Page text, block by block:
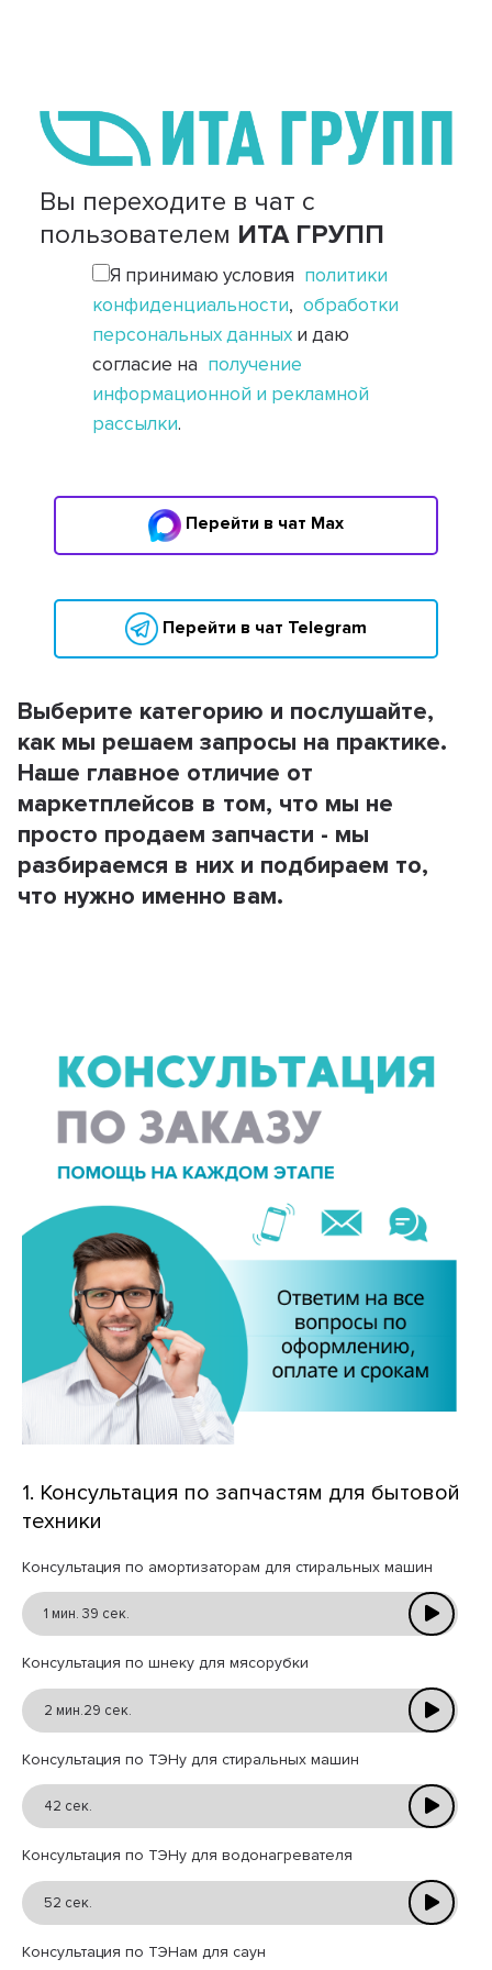
Вы переходите в чат с
пользователем ИТА ГРУПП
Я принимаю условия политики
конфиденциальности, обработки
персональных данныхи даю
согласие на получение
информационной и рекламной
рассылки.
Перейти в чат Max
Перейти в чат Telegram
Выберите категорию и послушайте,
как мы решаем запросы на практике.
Наше главное отличие от
маркетплейсов в том, что мы не
просто продаем запчасти - мы
разбираемся в них и подбираем то,
что нужно именно вам.
1. Консультация по запчастям для бытовой
техники
Консультация по амортизаторам для стиральных машин
1 мин. 39 сек.
Консультация по шнеку для мясорубки
2 мин.29 сек.
Консультация по ТЭНу для стиральных машин
42 сек.
Консультация по ТЭНу для водонагревателя
52 сек.
Консультация по ТЭНам для саун